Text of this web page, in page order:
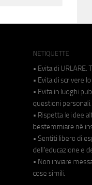
NETIQUETTE
• Evita di URLARE.
• Evita di scrivere
• Evita in luoghi
questioni personali.
• Rispetta le idee
bestemmiare né
• Sentiti libero di
dell'educazione e
• Non inviare
cose simili.